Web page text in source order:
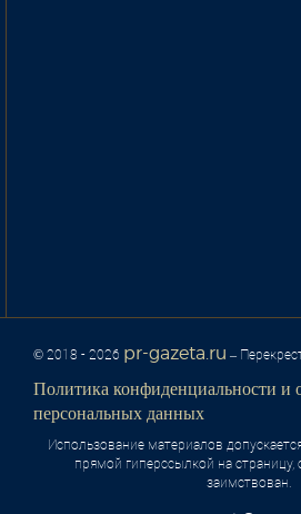
© 2018 - 2026 pr-gazeta.ru –
Политика конфиденциальности и
персональных данных
Использование материалов
прямой гиперссылкой на страницу,
заимствован.